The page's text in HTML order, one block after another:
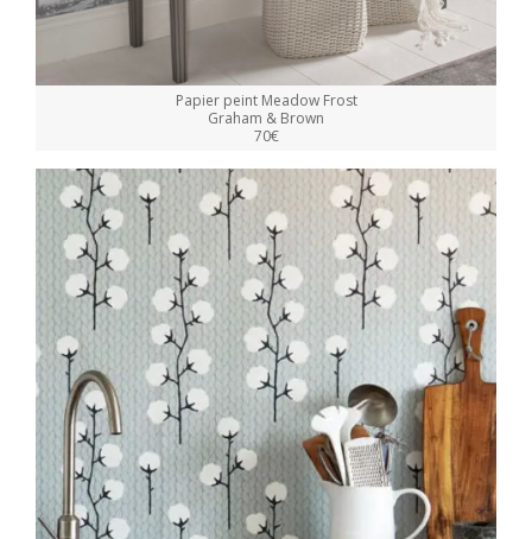
Papier peint Meadow Frost
Graham & Brown
70€